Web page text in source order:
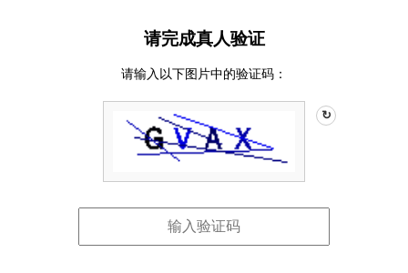
请完成真人验证
请输入以下图片中的验证码：
↻